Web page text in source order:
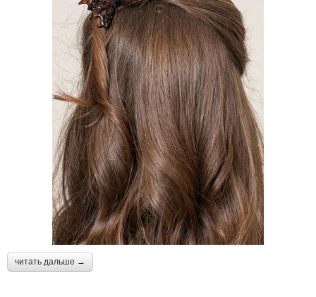
читать дальше →